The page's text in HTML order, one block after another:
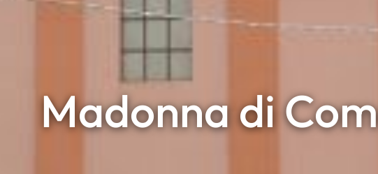
Madonna di